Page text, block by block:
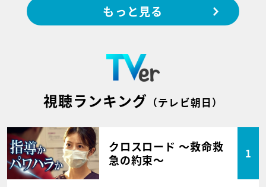
もっと見る
視聴ランキング （テレビ朝日）
クロスロード ～救命救
急の約束～
1